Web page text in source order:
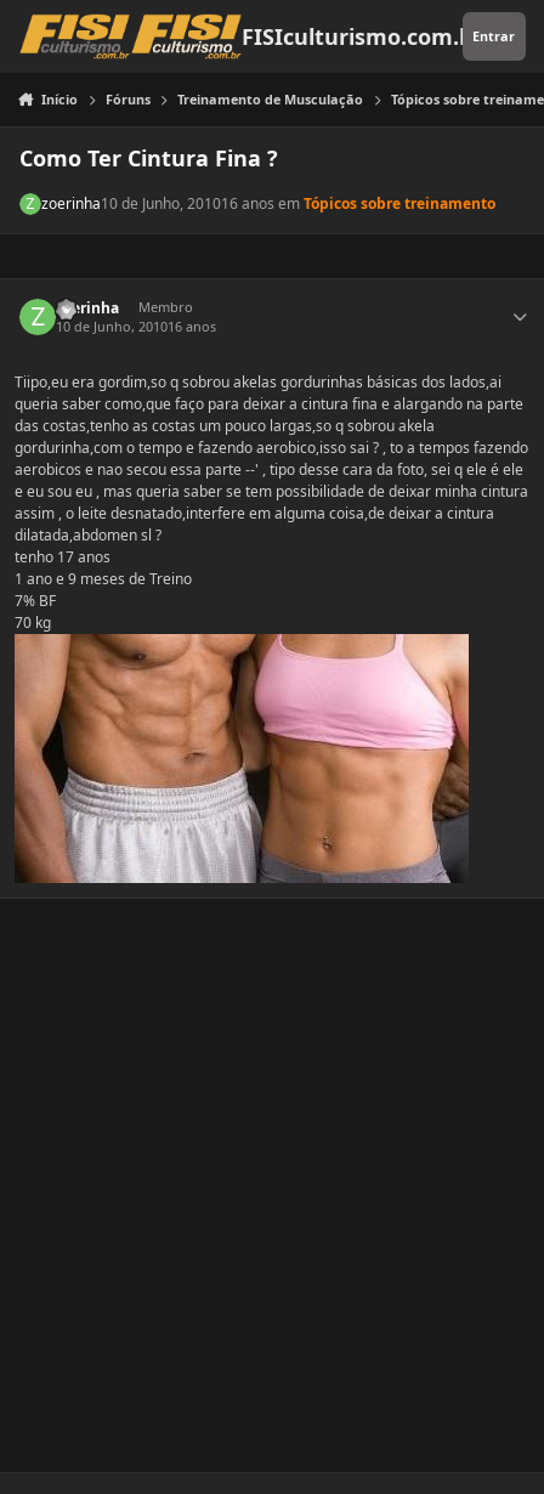
Pular para o conteúdo
FISIculturismo.com.brEntrar
Início Fóruns Treinamento de Musculação Tópicos sobre
Como Ter Cintura Fina ?
zoerinha10 de Junho, 201016 anos emTópicos sobre treinamento
zoerinha
Membro
10 de Junho, 201016 anos
Tiipo,eu era gordim,so q sobrou akelas gordurinhas básicas dos lados,ai
queria saber como,que faço para deixar a cintura fina e alargando na parte
das costas,tenho as costas um pouco largas,so q sobrou akela
gordurinha,com o tempo e fazendo aerobico,isso sai ? , to a tempos fazendo
aerobicos e nao secou essa parte --' , tipo desse cara da foto, sei q ele é ele
e eu sou eu , mas queria saber se tem possibilidade de deixar minha cintura
assim , o leite desnatado,interfere em alguma coisa,de deixar a cintura
dilatada,abdomen sl ?
tenho 17 anos
1 ano e 9 meses de Treino
7% BF
70 kg